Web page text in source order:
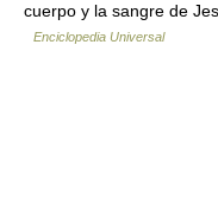
cuerpo y la sangre de
Enciclopedia Universal